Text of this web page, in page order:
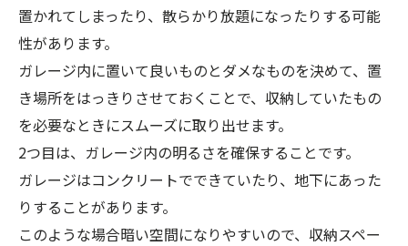
置かれてしまったり、散らかり放題になったりする可能
性があります。
ガレージ内に置いて良いものとダメなものを決めて、置
き場所をはっきりさせておくことで、収納していたもの
を必要なときにスムーズに取り出せます。
2つ目は、ガレージ内の明るさを確保することです。
ガレージはコンクリートでできていたり、地下にあった
りすることがあります。
このような場合暗い空間になりやすいので、収納スペー